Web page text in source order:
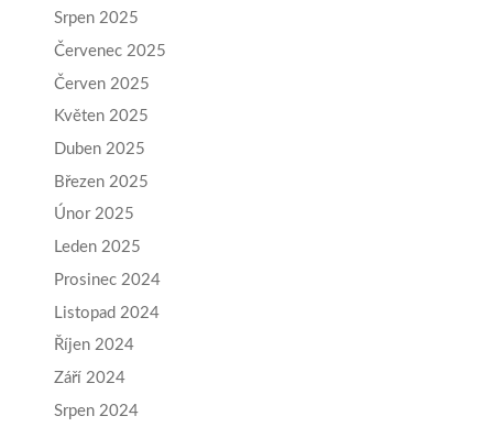
Srpen 2025
Červenec 2025
Červen 2025
Květen 2025
Duben 2025
Březen 2025
Únor 2025
Leden 2025
Prosinec 2024
Listopad 2024
Říjen 2024
Září 2024
Srpen 2024